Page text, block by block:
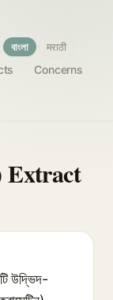
Concerns
বাংলা मराठी
Extract
উদ্ভিদ-